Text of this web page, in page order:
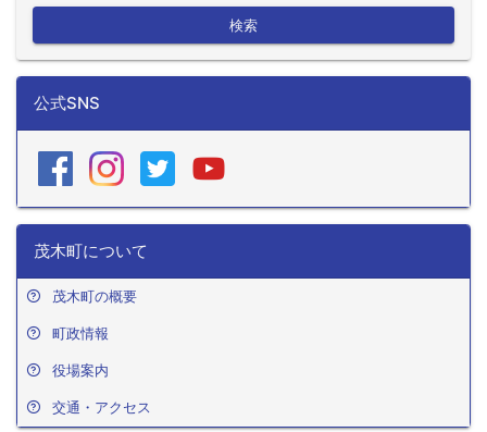
検索
公式SNS
茂木町について
茂木町の概要
町政情報
役場案内
交通・アクセス